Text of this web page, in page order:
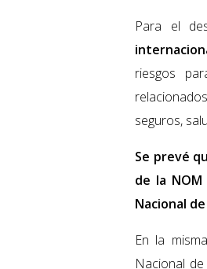
Para el
riesgos
seguros,
Se prevé
de la
Nacional
En la
Nacional